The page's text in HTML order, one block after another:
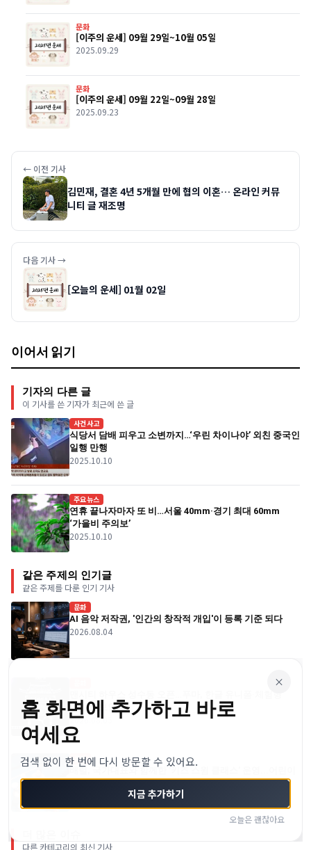
문화
[이주의 운세] 09월 29일~10월 05일
2025.09.29
문화
[이주의 운세] 09월 22일~09월 28일
2025.09.23
← 이전 기사
김민재, 결혼 4년 5개월 만에 협의 이혼… 온라인 커뮤
니티 글 재조명
다음 기사 →
[오늘의 운세] 01월 02일
이어서 읽기
기자의 다른 글
이 기사를 쓴 기자가 최근에 쓴 글
사건사고
식당서 담배 피우고 소변까지…‘우린 차이나야’ 외친 중국인
일행 만행
2025.10.10
주요뉴스
연휴 끝나자마자 또 비…서울 40mm·경기 최대 60mm
‘가을비 주의보’
2025.10.10
같은 주제의 인기글
같은 주제를 다룬 인기 기사
문화
AI 음악 저작권, '인간의 창작적 개입'이 등록 기준 되다
2026.08.04
팝업 선보인다
2026.08.05
문화
배럴, 국가대표와 함께한 '키즈 스윔 클래스' 운영...어린이
수영 체험 확대
다른 카테고리의 최신 기사
×
홈 화면에 추가하고 바로
여세요
검색 없이 한 번에 다시 방문할 수 있어요.
지금 추가하기
오늘은 괜찮아요